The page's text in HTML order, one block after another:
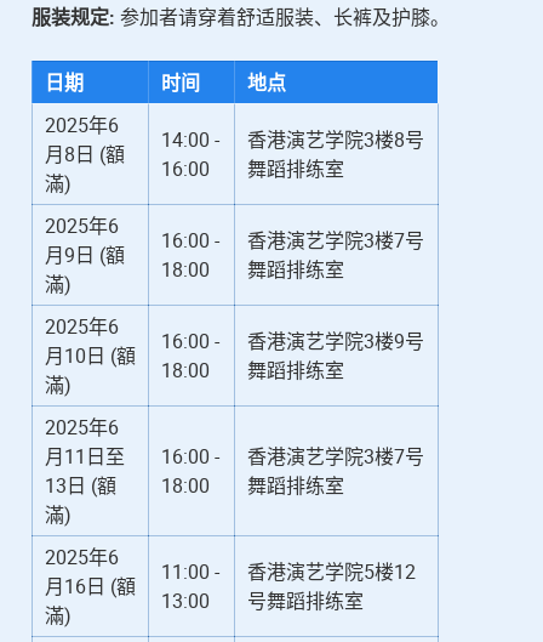
服装规定: 参加者请穿着舒适服装、长裤及护膝。
日期 时间
地点
2025年6
月8日 (額
滿)
14:00 -
16:00
香港演艺学院3楼8号
舞蹈排练室
2025年6
月9日 (額
滿)
16:00 -
18:00
香港演艺学院3楼7号
舞蹈排练室
2025年6
月10日 (額
滿)
16:00 -
18:00
香港演艺学院3楼9号
舞蹈排练室
2025年6
月11日至
13日 (額
滿)
16:00 -
18:00
香港演艺学院3楼7号
舞蹈排练室
2025年6
月16日 (額
滿)
11:00 -
13:00
香港演艺学院5楼12
号舞蹈排练室